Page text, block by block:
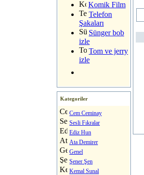
Komik Film
Telefon
Şakaları
Sünger bob
izle
Tom ve jerry
izle
Kategoriler
Cem Ceminay
Sesli Fıkralar
Ediz Hun
Ata Demirer
Genel
Şener Şen
Kemal Sunal